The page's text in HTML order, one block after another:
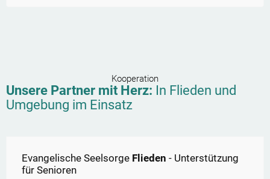
Kooperation
Unsere Partner mit Herz: In Flieden und
Umgebung im Einsatz
Evangelische Seelsorge Flieden - Unterstützung
für Senioren